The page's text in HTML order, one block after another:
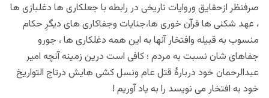
صرفنظر ازحقایق وروایات تاریخی در رابطه با جعلکاری ها دغلبازی ها
، عهد شکنی ها قرآن خوری ها،جنایات وجفاکاری های دیگرِ حکام
منسوب به قبیله وافتخار آنها به این همه دغلکاری ها ، جورو
جفاهای شان نسبت به مردم ؛ کافی است درین زمینه آنچه امیر
عبدالرحمان خود دربارهٔ قتل عام ونسل کشی هایش درتاج التواریخ
خود به افتخار می نویسد را به یاد آوریم !